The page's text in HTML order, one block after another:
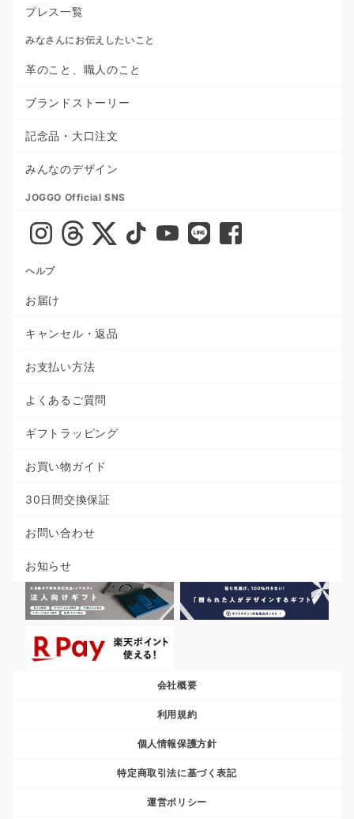
プレス一覧
みなさんにお伝えしたいこと
革のこと、職人のこと
ブランドストーリー
記念品・大口注文
みんなのデザイン
JOGGO Official SNS
ヘルプ
お届け
キャンセル・返品
お支払い方法
よくあるご質問
ギフトラッピング
お買い物ガイド
30日間交換保証
お問い合わせ
お知らせ
会社概要
利用規約
個人情報保護方針
特定商取引法に基づく表記
運営ポリシー